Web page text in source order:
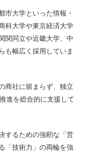
市大学といった情報・
科大学や東京経済大学
関同立や近畿大学、中
も幅広く採用していま
商社に留まらず、独立
進を総合的に支援して
するための強靭な「営
「技術力」の両輪を強